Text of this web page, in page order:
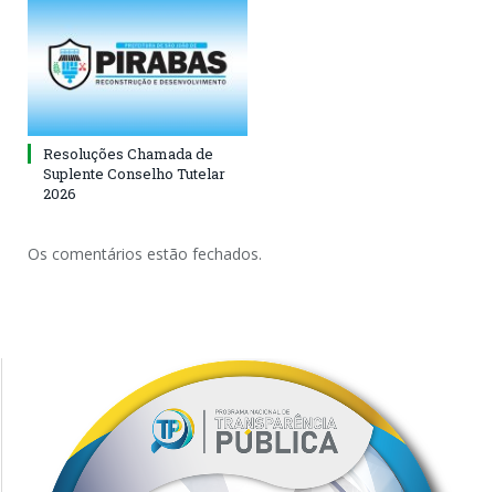
Resoluções Chamada de
Suplente Conselho Tutelar
2026
Os comentários estão fechados.